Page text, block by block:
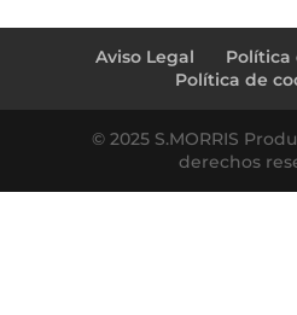
Aviso Legal
Política
Política de
© 2025 S.MORRIS
derechos